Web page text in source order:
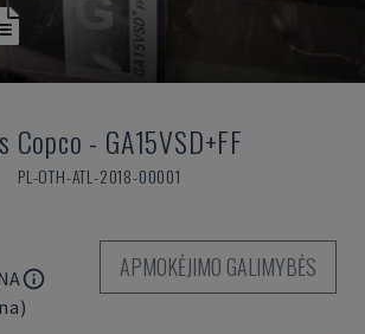
Copco - GA15VSD+FF
PL-OTH-ATL-2018-00001
APMOKĖJIMO GALIMYBĖS